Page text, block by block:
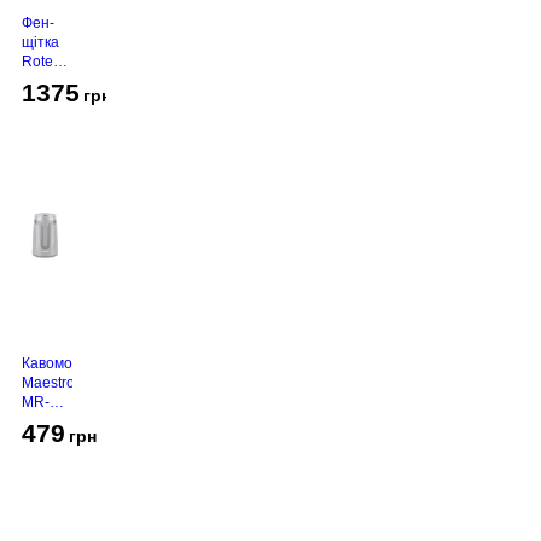
Фен-
щітка
Rotex
RHC-
490-T
1375 грн
Кавомолка
Maestro
MR-
450
Grey
479 грн